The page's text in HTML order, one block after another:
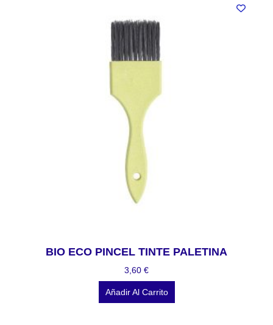
BIO ECO PINCEL TINTE PALETINA
3,60 €
Añadir Al Carrito